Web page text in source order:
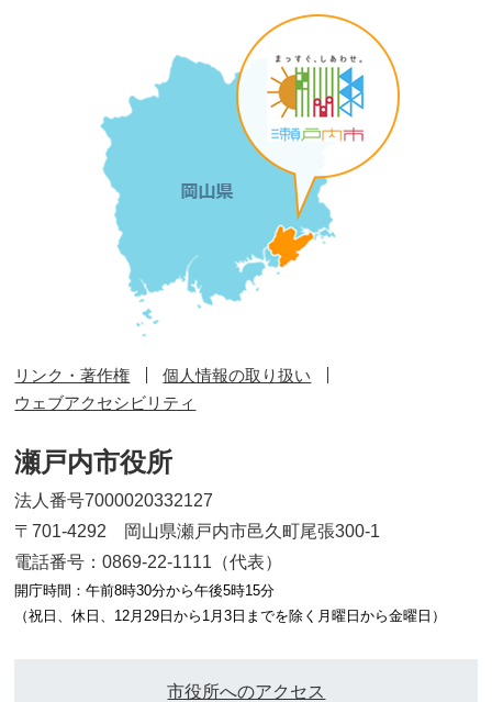
リンク・著作権
個人情報の取り扱い
ウェブアクセシビリティ
瀬戸内市役所
法人番号7000020332127
〒701-4292 岡山県瀬戸内市邑久町尾張300-1
電話番号：0869-22-1111（代表）
開庁時間：午前8時30分から午後5時15分
（祝日、休日、12月29日から1月3日までを除く月曜日から金曜日）
市役所へのアクセス